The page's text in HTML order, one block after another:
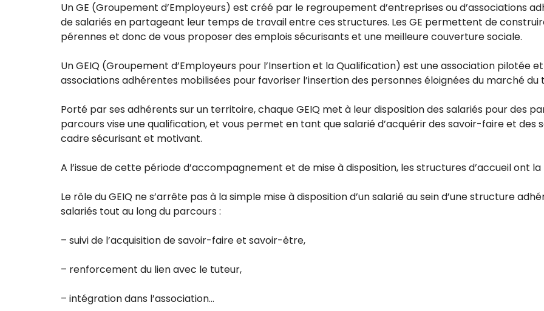
Un GE (Groupement d’Employeurs) est créé par le regroupement d’entreprises ou d’associations
de salariés en partageant leur temps de travail entre ces structures. Les GE permettent de
pérennes et donc de vous proposer des emplois sécurisants et une meilleure couverture sociale.
Un GEIQ (Groupement d’Employeurs pour l’Insertion et la Qualification) est une association pilotée
associations adhérentes mobilisées pour favoriser l’insertion des personnes éloignées du marché
Porté par ses adhérents sur un territoire, chaque GEIQ met à leur disposition des salariés pour des
parcours vise une qualification, et vous permet en tant que salarié d’acquérir des savoir-faire et
cadre sécurisant et motivant.
A l’issue de cette période d’accompagnement et de mise à disposition, les structures d’accueil ont
Le rôle du GEIQ ne s’arrête pas à la simple mise à disposition d’un salarié au sein d’une structure
salariés tout au long du parcours :
– suivi de l’acquisition de savoir-faire et savoir-être,
– renforcement du lien avec le tuteur,
– intégration dans l’association…